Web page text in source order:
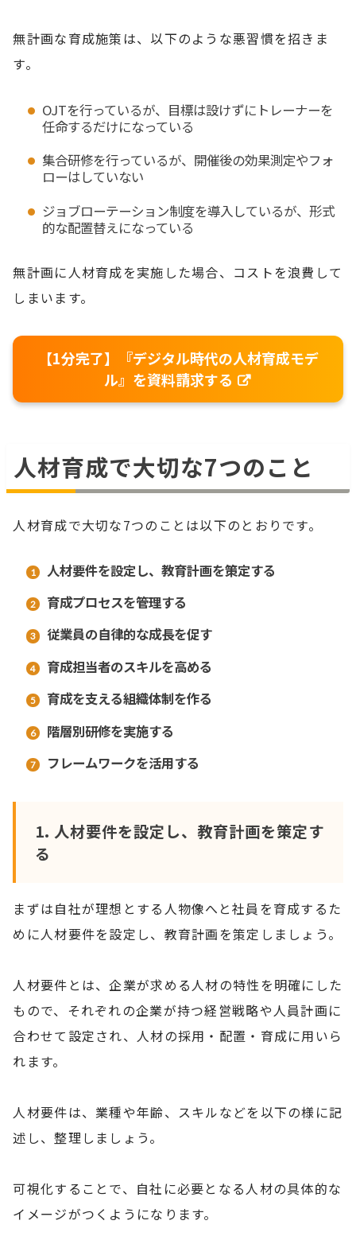
無計画な育成施策は、以下のような悪習慣を招きま
す。
OJTを行っているが、目標は設けずにトレーナーを
任命するだけになっている
集合研修を行っているが、開催後の効果測定やフォ
ローはしていない
ジョブローテーション制度を導入しているが、形式
的な配置替えになっている
無計画に人材育成を実施した場合、コストを浪費して
しまいます。
【1分完了】『デジタル時代の人材育成モデ
ル』を資料請求する
人材育成で大切な7つのこと
人材育成で大切な7つのことは以下のとおりです。
人材要件を設定し、教育計画を策定する
育成プロセスを管理する
従業員の自律的な成長を促す
育成担当者のスキルを高める
育成を支える組織体制を作る
階層別研修を実施する
フレームワークを活用する
1. 人材要件を設定し、教育計画を策定す
る
まずは自社が理想とする人物像へと社員を育成するた
めに人材要件を設定し、教育計画を策定しましょう。
人材要件とは、企業が求める人材の特性を明確にした
もので、それぞれの企業が持つ経営戦略や人員計画に
合わせて設定され、人材の採用・配置・育成に用いら
れます。
人材要件は、業種や年齢、スキルなどを以下の様に記
述し、整理しましょう。
可視化することで、自社に必要となる人材の具体的な
イメージがつくようになります。